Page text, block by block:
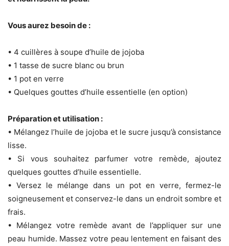
Vous aurez besoin de :
• 4 cuillères à soupe d’huile de jojoba
• 1 tasse de sucre blanc ou brun
• 1 pot en verre
• Quelques gouttes d’huile essentielle (en option)
Préparation et utilisation :
• Mélangez l’huile de jojoba et le sucre jusqu’à consistance
lisse.
• Si vous souhaitez parfumer votre remède, ajoutez
quelques gouttes d’huile essentielle.
• Versez le mélange dans un pot en verre, fermez-le
soigneusement et conservez-le dans un endroit sombre et
frais.
• Mélangez votre remède avant de l’appliquer sur une
peau humide. Massez votre peau lentement en faisant des